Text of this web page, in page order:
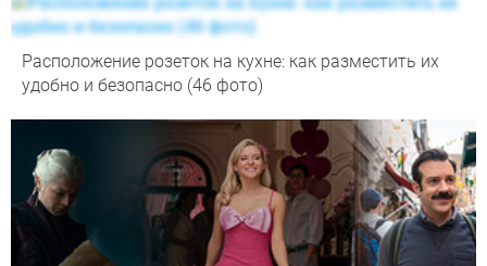
Расположение розеток на кухне: как разместить их
удобно и безопасно (46 фото)